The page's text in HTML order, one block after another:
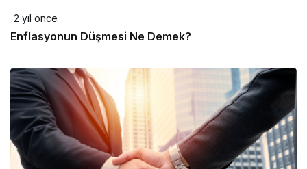
2 yıl önce
Enflasyonun Düşmesi Ne Demek?